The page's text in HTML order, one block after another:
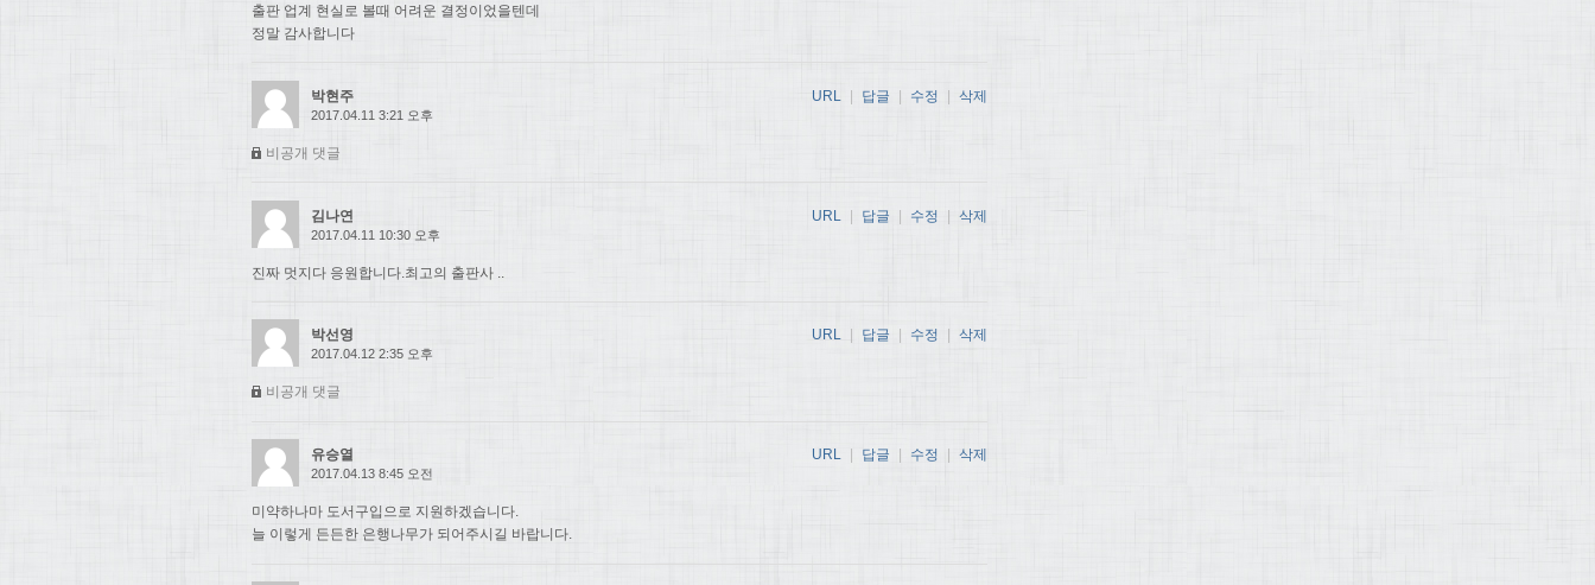
출판 업계 현실로 볼때 어려운 결정이었을텐데
정말 감사합니다
박현주
2017.04.11 3:21 오후
비공개 댓글
URL | 답글 | 수정 | 삭제
김나연
2017.04.11 10:30 오후
진짜 멋지다 응원합니다.최고의 출판사 ..
URL | 답글 | 수정 | 삭제
박선영
2017.04.12 2:35 오후
비공개 댓글
URL 답글 수정 삭제
유승열
2017.04.13 8:45 오전
미약하나마 도서구입으로 지원하겠습니다.
늘 이렇게 든든한 은행나무가 되어주시길 바랍니다.
URL 답글 수정 삭제